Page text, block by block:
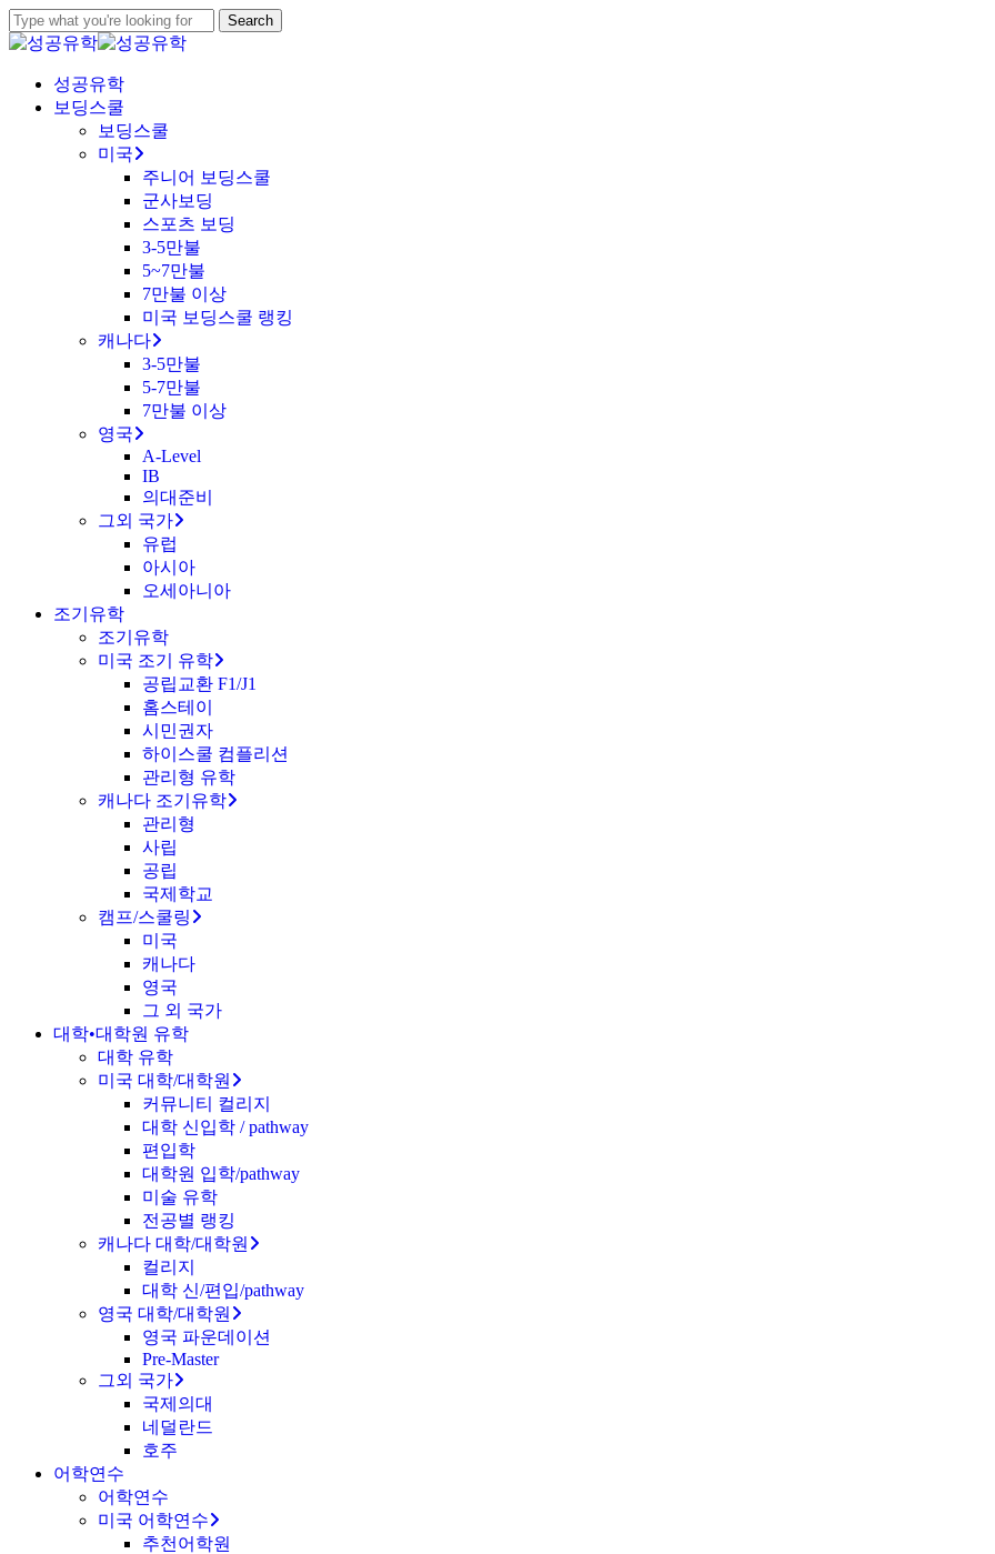
Skip
to
main
content
Search
Close
Menu
성공유학
보딩스쿨
보딩스쿨
미국
주니어 보딩스쿨
군사보딩
스포츠 보딩
3-5만불
5~7만불
7만불 이상
미국 보딩스쿨 랭킹
캐나다
3-5만불
5-7만불
7만불 이상
영국
A-Level
IB
의대준비
그외 국가
유럽
아시아
오세아니아
조기유학
조기유학
미국 조기 유학
공립교환 F1/J1
홈스테이
시민권자
하이스쿨 컴플리션
관리형 유학
캐나다 조기유학
관리형
사립
공립
국제학교
캠프/스쿨링
미국
캐나다
영국
그 외 국가
대학•대학원 유학
대학 유학
미국 대학/대학원
커뮤니티 컬리지
대학 신입학 / pathway
편입학
대학원 입학/pathway
미술 유학
전공별 랭킹
캐나다 대학/대학원
컬리지
대학 신/편입/pathway
영국 대학/대학원
영국 파운데이션
Pre-Master
그외 국가
국제의대
네덜란드
호주
어학연수
어학연수
미국 어학연수
추천어학원